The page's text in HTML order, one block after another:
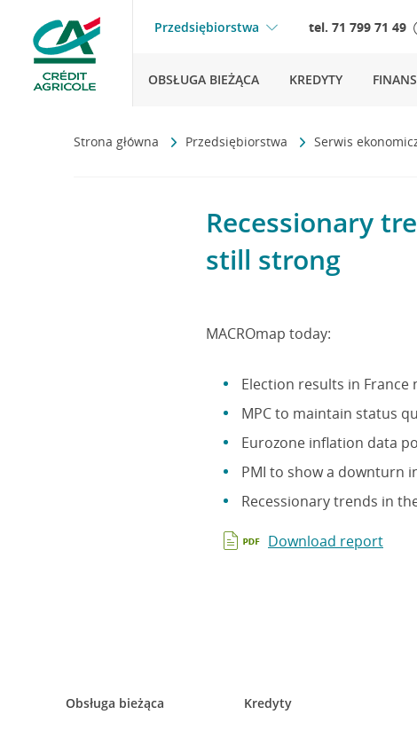
Przedsiębiorstwa tel. 71 799 71 49
OBSŁUGA BIEŻĄCA KREDYTY
Strona główna Przedsiębiorstwa Serwis
Recessionary
still strong
MACROmap today:
Election results in
MPC to maintain status
Eurozone inflation data
PMI to show a downturn
Recessionary trends in
Download report
Obsługa bieżąca Kredyty